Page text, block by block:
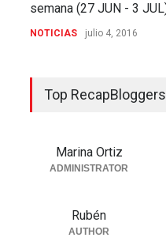
semana (27 JUN - 3
NOTICIAS julio 4, 2016
Top RecapBloggers
Marina Ortiz
ADMINISTRATOR
Rubén
AUTHOR